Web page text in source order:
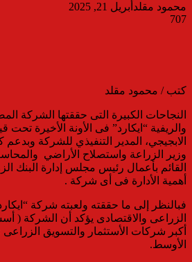
محمود مقلد أبريل 21, 2025
707
كتب / محمود مقلد
النجاحات الكبيرة التى حققتها الشركة
والريفية “ايكارد” فى الأونة الأخيرة تحت
الابجيجي، المدير التنفيذي للشركة
وزير الزراعة واستصلاح الأراضي
القائم بأعمال رئيس مجلس إدارة البنك
أهمية الأدارة فى أى شركة .
فبالنظر إلى ما حققته ولعبته شركة
الزراعى والاقتصادى يؤكد أن الشركة (
أكبر شركات الأستثمار والتسويق
الأوسط.